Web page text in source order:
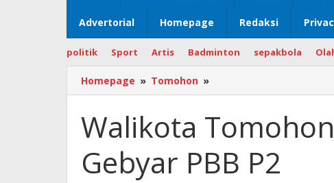
Advertorial Homepage Redaksi
politik Sport Artis Badminton sepakbola
Homepage » Tomohon »
Tomohon
Kegiatan
Gebyar
PBB
P2
Walikota
Gebyar PBB P2